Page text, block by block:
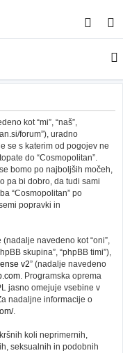
s
a
j
kot “mi”, “naš”,
forum”), uradno
se s katerim od pogojev ne
do “Cosmopolitan”.
bomo po najboljših močeh,
pa bi dobro, da tudi sami
“Cosmopolitan” po
popravki in
navedeno kot “oni”,
skupina”, “phpBB timi”),
v2” (nadalje navedeno
. Programska oprema
jasno omejuje vsebine v
nadaljne informacije o
.
koli neprimernih,
seksualnih in podobnih